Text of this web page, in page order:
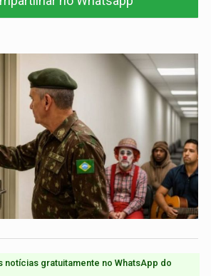
notícias gratuitamente no WhatsApp do